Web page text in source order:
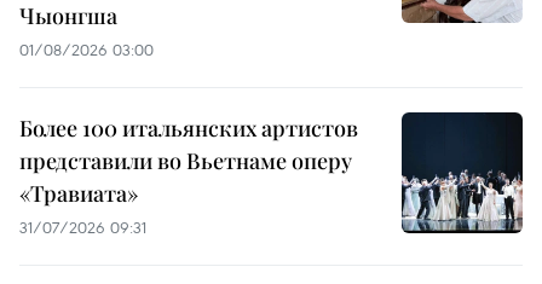
Чыонгша
01/08/2026 03:00
Более 100 итальянских артистов
представили во Вьетнаме оперу
«Травиата»
31/07/2026 09:31